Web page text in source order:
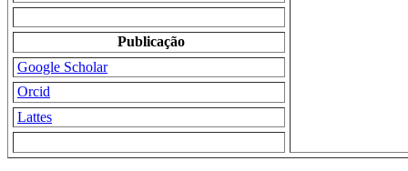
Publicação
Google Scholar
Orcid
Lattes